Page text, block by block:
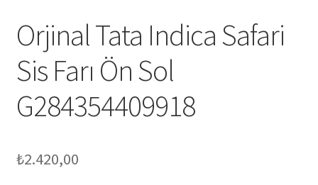
Orjinal Tata Indica Safari
Sis Farı Ön Sol
G284354409918
₺2.420,00